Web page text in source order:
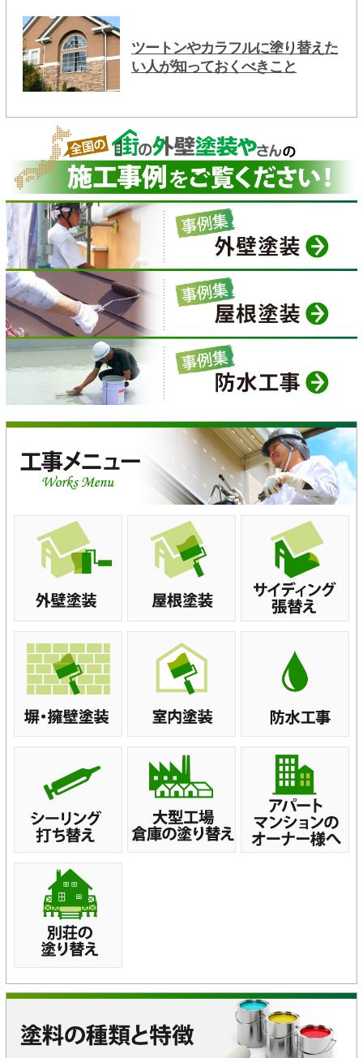
ツートンやカラフルに塗り替えた
い人が知っておくべきこと